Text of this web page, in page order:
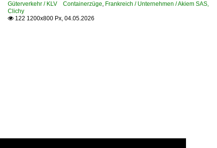
Güterverkehr / KLV Containerzüge, Frankreich / Unternehmen / Akiem SAS,
Clichy
 122 1200x800 Px, 04.05.2026